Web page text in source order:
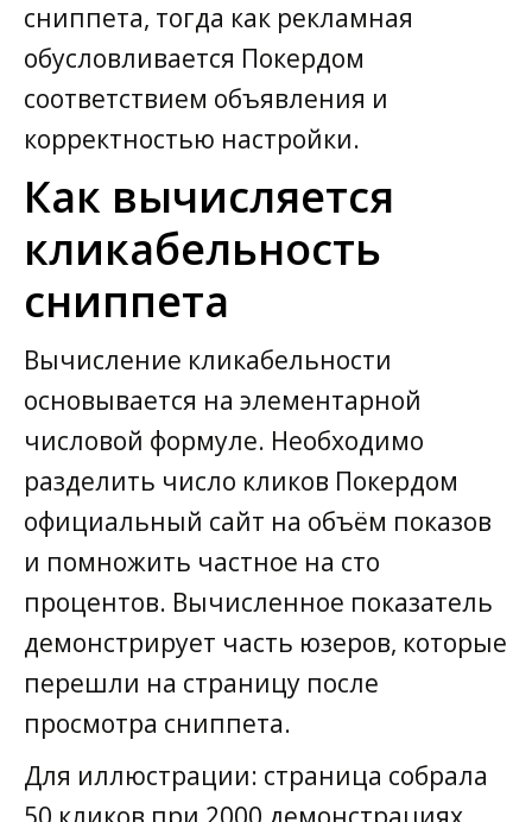
сниппета, тогда как рекламная
обусловливается Покердом
соответствием объявления и
корректностью настройки.
Как вычисляется
кликабельность
сниппета
Вычисление кликабельности
основывается на элементарной
числовой формуле. Необходимо
разделить число кликов Покердом
официальный сайт на объём показов
и помножить частное на сто
процентов. Вычисленное показатель
демонстрирует часть юзеров, которые
перешли на страницу после
просмотра сниппета.
Для иллюстрации: страница собрала